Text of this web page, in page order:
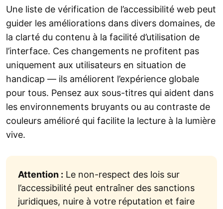
Une liste de vérification de l’accessibilité web peut
guider les améliorations dans divers domaines, de
la clarté du contenu à la facilité d’utilisation de
l’interface. Ces changements ne profitent pas
uniquement aux utilisateurs en situation de
handicap — ils améliorent l’expérience globale
pour tous. Pensez aux sous-titres qui aident dans
les environnements bruyants ou au contraste de
couleurs amélioré qui facilite la lecture à la lumière
vive.
Attention : Le non-respect des lois sur
l’accessibilité peut entraîner des sanctions
juridiques, nuire à votre réputation et faire